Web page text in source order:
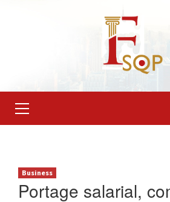
Primary
Menu
Business
Portage salarial,